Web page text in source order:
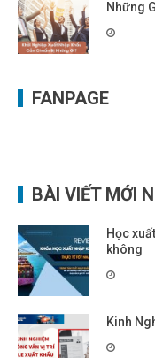
Những
FANPAGE
BÀI VIẾT MỚI
Học
không
Kinh